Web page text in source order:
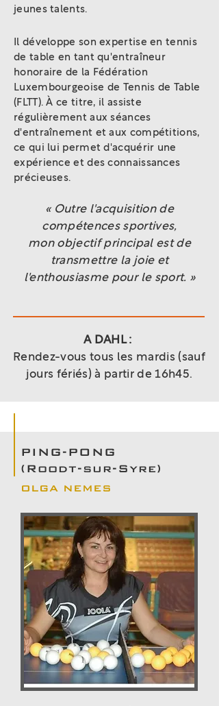
jeunes talents.
Il développe son expertise en tennis
de table en tant qu'entraîneur
honoraire de la Fédération
Luxembourgeoise de Tennis de Table
(FLTT). À ce titre, il assiste
régulièrement aux séances
d'entraînement et aux compétitions,
ce qui lui permet d'acquérir une
expérience et des connaissances
précieuses.
« Outre l'acquisition de
compétences sportives,
mon objectif principal est de
transmettre la joie et
l'enthousiasme pour le sport. »
A DAHL :
Rendez-vous tous les mardis (sauf
jours fériés) à partir de 16h45.
PING-PONG
(Roodt-sur-Syre)
OLGA NEMES